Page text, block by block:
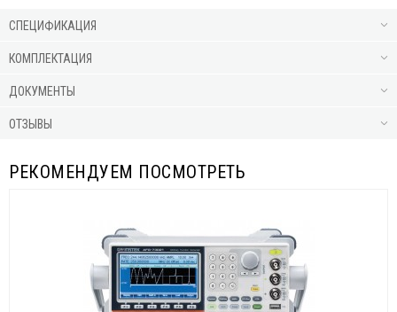
СПЕЦИФИКАЦИЯ
КОМПЛЕКТАЦИЯ
ДОКУМЕНТЫ
ОТЗЫВЫ
РЕКОМЕНДУЕМ ПОСМОТРЕТЬ